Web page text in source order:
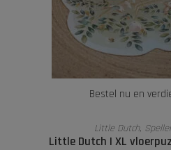
Bestel nu en
TOEVOEGEN AAN
Little Dutch,
Little Dutch I XL